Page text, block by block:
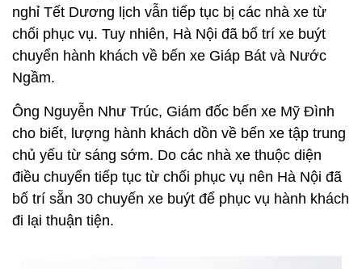
nghỉ Tết Dương lịch vẫn tiếp tục bị các nhà xe từ
chối phục vụ. Tuy nhiên, Hà Nội đã bố trí xe buýt
chuyển hành khách về bến xe Giáp Bát và Nước
Ngầm.
Ông Nguyễn Như Trúc, Giám đốc bến xe Mỹ Đình
cho biết, lượng hành khách dồn về bến xe tập trung
chủ yếu từ sáng sớm. Do các nhà xe thuộc diện
điều chuyển tiếp tục từ chối phục vụ nên Hà Nội đã
bố trí sẵn 30 chuyến xe buýt để phục vụ hành khách
đi lại thuận tiện.